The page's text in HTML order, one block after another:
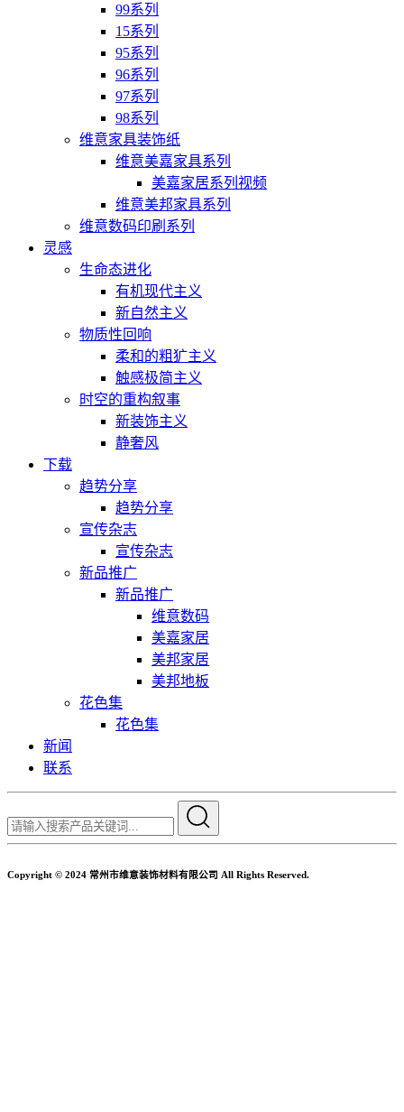
99系列
15系列
95系列
96系列
97系列
98系列
维意家具装饰纸
维意美嘉家具系列
美嘉家居系列视频
维意美邦家具系列
维意数码印刷系列
灵感
生命态进化
有机现代主义
新自然主义
物质性回响
柔和的粗犷主义
触感极简主义
时空的重构叙事
新装饰主义
静奢风
下载
趋势分享
趋势分享
宣传杂志
宣传杂志
新品推广
新品推广
维意数码
美嘉家居
美邦家居
美邦地板
花色集
花色集
新闻
联系
Copyright © 2024 常州市维意装饰材料有限公司 All Rights Reserved.